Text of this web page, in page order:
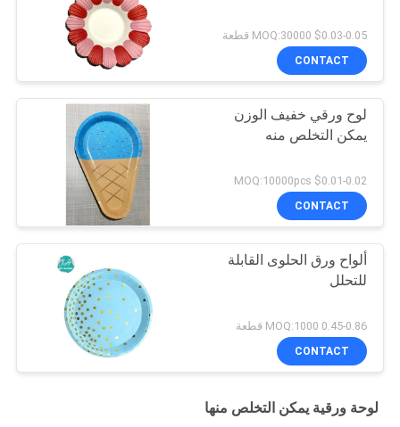
$0.03-0.05 MOQ:30000 قطعة
CONTACT
لوح ورقي خفيف الوزن
يمكن التخلص منه
$0.01-0.02 MOQ:10000pcs
CONTACT
ألواح ورق الحلوى القابلة
للتحلل
0.45-0.86 MOQ:1000 قطعة
CONTACT
لوحة ورقية يمكن التخلص منها